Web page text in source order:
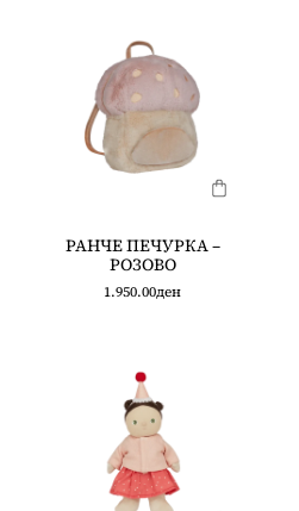
РАНЧЕ ПЕЧУРКА –
РОЗОВО
1.950.00ден